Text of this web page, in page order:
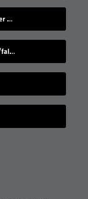
In Alaska werden am 4. Juli Autos von einer Klippe gefahren
Mit richtig Style über einen Zaun steigen/fallen